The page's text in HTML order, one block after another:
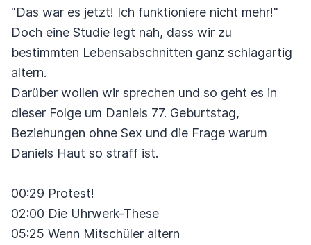
"Das war es jetzt! Ich funktioniere nicht mehr!"
Doch eine Studie legt nah, dass wir zu
bestimmten Lebensabschnitten ganz schlagartig
altern.
Darüber wollen wir sprechen und so geht es in
dieser Folge um Daniels 77. Geburtstag,
Beziehungen ohne Sex und die Frage warum
Daniels Haut so straff ist.
00:29 Protest!
02:00 Die Uhrwerk-These
05:25 Wenn Mitschüler altern